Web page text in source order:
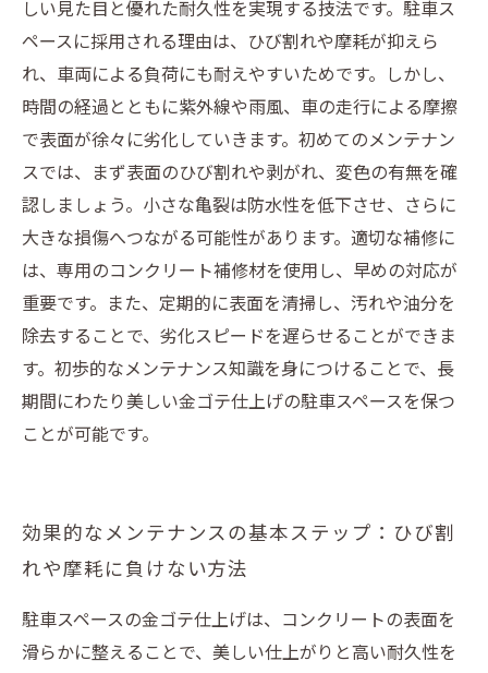
しい見た目と優れた耐久性を実現する技法です。駐車ス
ペースに採用される理由は、ひび割れや摩耗が抑えら
れ、車両による負荷にも耐えやすいためです。しかし、
時間の経過とともに紫外線や雨風、車の走行による摩擦
で表面が徐々に劣化していきます。初めてのメンテナン
スでは、まず表面のひび割れや剥がれ、変色の有無を確
認しましょう。小さな亀裂は防水性を低下させ、さらに
大きな損傷へつながる可能性があります。適切な補修に
は、専用のコンクリート補修材を使用し、早めの対応が
重要です。また、定期的に表面を清掃し、汚れや油分を
除去することで、劣化スピードを遅らせることができま
す。初歩的なメンテナンス知識を身につけることで、長
期間にわたり美しい金ゴテ仕上げの駐車スペースを保つ
ことが可能です。
効果的なメンテナンスの基本ステップ：ひび割
れや摩耗に負けない方法
駐車スペースの金ゴテ仕上げは、コンクリートの表面を
滑らかに整えることで、美しい仕上がりと高い耐久性を